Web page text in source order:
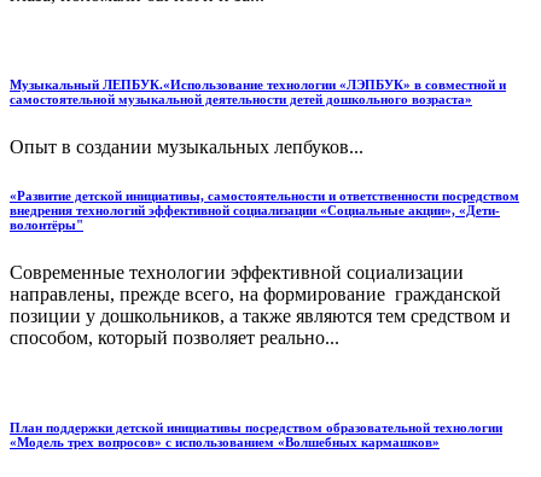
Музыкальный ЛЕПБУК.«Использование технологии «ЛЭПБУК» в совместной и
самостоятельной музыкальной деятельности детей дошкольного возраста»
Опыт в создании музыкальных лепбуков...
«Развитие детской инициативы, самостоятельности и ответственности посредством
внедрения технологий эффективной социализации «Социальные акции», «Дети-
волонтёры"
Современные технологии эффективной социализации
направлены, прежде всего, на формирование гражданской
позиции у дошкольников, а также являются тем средством и
способом, который позволяет реально...
План поддержки детской инициативы посредством образовательной технологии
«Модель трех вопросов» с использованием «Волшебных кармашков»